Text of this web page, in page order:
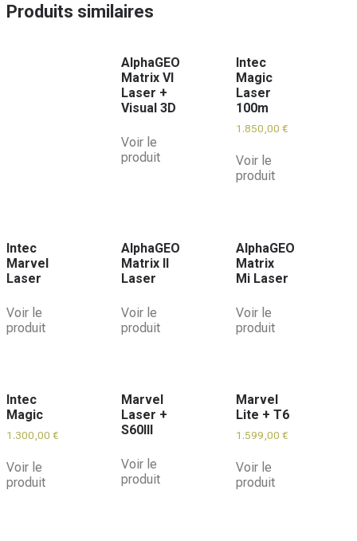
Produits similaires
AlphaGEO
Matrix VI
Laser +
Visual 3D
Voir le
produit
Intec
Magic
Laser
100m
1.850,00 €
Voir le
produit
Intec
Marvel
Laser
Voir le
produit
AlphaGEO
Matrix II
Laser
Voir le
produit
AlphaGEO
Matrix
Mi Laser
Voir le
produit
Intec
Magic
1.300,00 €
Voir le
produit
Marvel
Laser +
S60III
Voir le
produit
Marvel
Lite + T6
1.599,00 €
Voir le
produit